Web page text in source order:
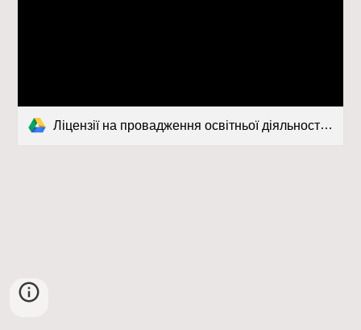
Ліцензії на провадження освітньої діяльності.doc